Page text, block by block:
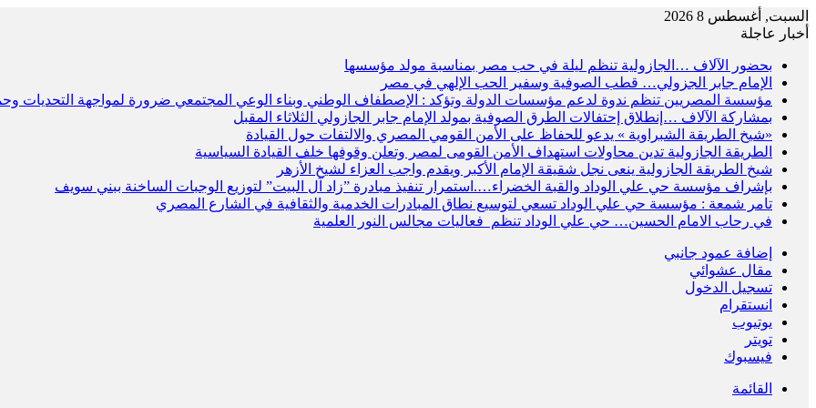
السبت, أغسطس 8 2026
أخبار عاجلة
بحضور الآلاف …الجازولية تنظم ليلة في حب مصر بمناسبة مولد مؤسسها
الإمام جابر الجزولي… قطب الصوفية وسفير الحب الإلهي في مصر
مؤسسة المصريين تنظم ندوة لدعم مؤسسات الدولة وتؤكد : الإصطفاف الوطني وبناء الوعي المجتمعي ضرورة لمواجهة التحديات
بمشاركة الآلاف …إنطلاق إحتفالات الطرق الصوفية بمولد الإمام جابر الجازولي الثلاثاء المقبل
«شيخ الطريقة الشبراوية » يدعو للحفاظ على الأمن القومي المصري والالتفات حول القيادة
الطريقة الجازولية تدين محاولات استهداف الأمن القومى لمصر وتعلن وقوفها خلف القيادة السياسية
شيخ الطريقة الجازولية ينعى نجل شقيقة الإمام الأكبر ويقدم واجب العزاء لشيخ الأزهر
بإشراف مؤسسة حي علي الوداد والقبة الخضراء….استمرار تنفيذ مبادرة ”زاد آل البيت” لتوزيع الوجبات الساخنة ببني سويف
تامر شمعة : مؤسسة حي علي الوداد تسعي لتوسيع نطاق المبادرات الخدمية والثقافية في الشارع المصري
في رحاب الامام الحسين… حي علي الوداد تنظم فعاليات مجالس النور العلمية
إضافة عمود جانبي
مقال عشوائي
تسجيل الدخول
انستقرام
يوتيوب
تويتر
فيسبوك
القائمة